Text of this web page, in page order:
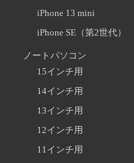
iPhone 13 mini
iPhone SE（第2世代）
ノートパソコン
15インチ用
14インチ用
13インチ用
12インチ用
11インチ用